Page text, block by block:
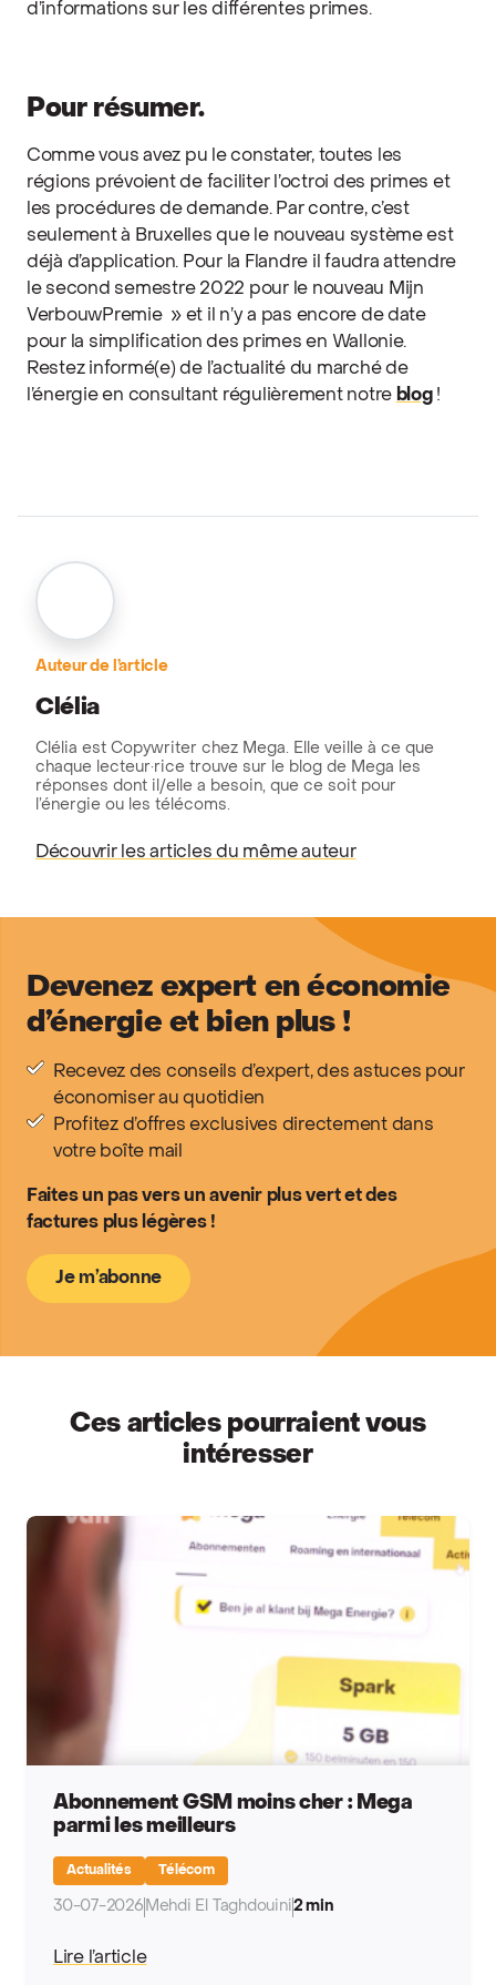
d’informations sur les différentes primes.
Pour résumer.
Comme vous avez pu le constater, toutes les
régions prévoient de faciliter l’octroi des primes et
les procédures de demande. Par contre, c’est
seulement à Bruxelles que le nouveau système est
déjà d’application. Pour la Flandre il faudra attendre
le second semestre 2022 pour le nouveau Mijn
VerbouwPremie » et il n’y a pas encore de date
pour la simplification des primes en Wallonie.
Restez informé(e) de l’actualité du marché de
l’énergie en consultant régulièrement notre blog!
Auteur de l’article
Clélia
Clélia est Copywriter chez Mega. Elle veille à ce que
chaque lecteur·rice trouve sur le blog de Mega les
réponses dont il/elle a besoin, que ce soit pour
l’énergie ou les télécoms.
Découvrir les articles du même auteur
Devenez expert en économie
d’énergie et bien plus !
Recevez des conseils d’expert, des astuces pour
économiser au quotidien
Profitez d’offres exclusives directement dans
votre boîte mail
Faites un pas vers un avenir plus vert et des
factures plus légères !
Je m’abonne
Ces articles pourraient vous
intéresser
Abonnement GSM moins cher : Mega
parmi les meilleurs
Actualités Télécom
30-07-2026 Mehdi El Taghdouini2 min
Lire l’article